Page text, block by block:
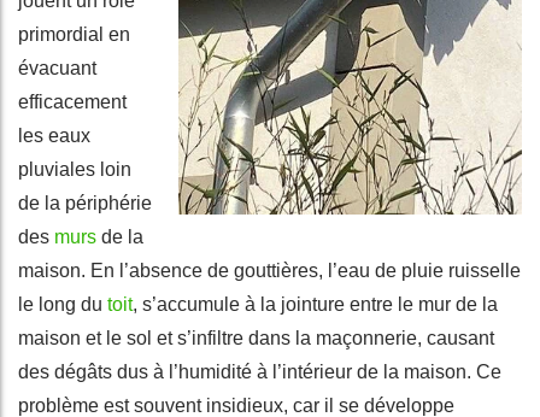
primordial en
évacuant
efficacement
les eaux
pluviales loin
de la périphérie
des murs de la
maison. En l’absence de gouttières, l’eau de pluie ruisselle
le long du toit, s’accumule à la jointure entre le mur de la
maison et le sol et s’infiltre dans la maçonnerie, causant
des dégâts dus à l’humidité à l’intérieur de la maison. Ce
problème est souvent insidieux, car il se développe